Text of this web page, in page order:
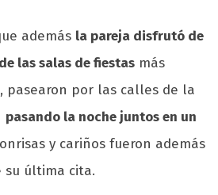
además la pareja disfrutó de
las salas de fiestas más
pasearon por las calles de la
pasando la noche juntos en un
y cariños fueron además
su última cita.